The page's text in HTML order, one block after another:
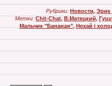
Рубрики: Новости, Эрик
Метки: Chit-Chat, В.Матецкий,
Мальчик "Бананан", Нехай і